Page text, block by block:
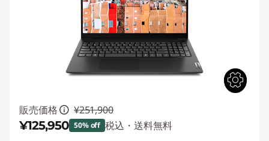
販売価格 ¥251,900
¥125,950 50% off 税込・送料無料